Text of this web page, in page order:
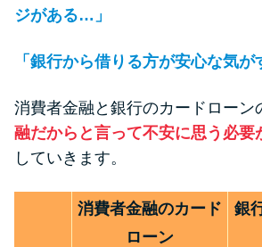
ジがある…」
「銀行から借りる方が安心な気が
消費者金融と銀行のカードローン
融だからと言って不安に思う必要
していきます。
消費者金融のカード
ローン
銀